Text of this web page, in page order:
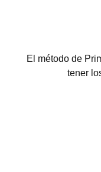
El método de
tener